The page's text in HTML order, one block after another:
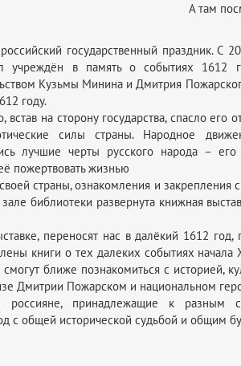
А там
Ф. И.
государственный праздник. С
учреждён в память о событиях 1612
Кузьмы Минина и Дмитрия
году.
на сторону государства, спасло его
силы страны. Народное
лучшие черты русского народа – его
пожертвовать жизнью
страны, ознакомления и
библиотеки развернута книжная
переносят нас в далёкий 1612 год,
книги о тех далеких событиях
ближе познакомиться с историей,
Дмитрии Пожарском и национальном
принадлежащие к разным
с общей исторической судьбой и общим